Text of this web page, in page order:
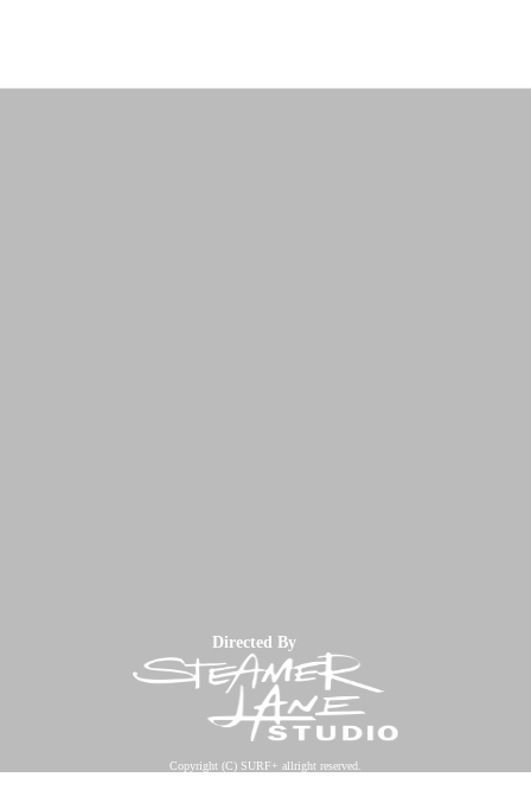
Directed By
Copyright (C) SURF+ allright reserved.